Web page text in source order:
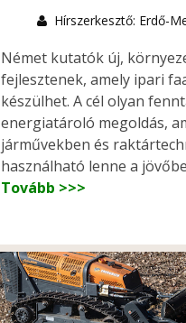
Hírszerkesztő: Erdő-
Német kutatók új,
fejlesztenek, amely ipari
készülhet. A cél olyan
energiatároló megoldás,
járművekben és
használható lenne a
Tovább >>>